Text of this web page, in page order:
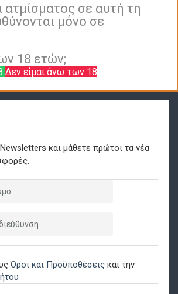
ατμίσματος σε αυτή τη
μόνο σε
18 ετών;
Δεν είμαι άνω των 18
και μάθετε πρώτοι τα νέα
Όροι και Προϋποθέσεις και την